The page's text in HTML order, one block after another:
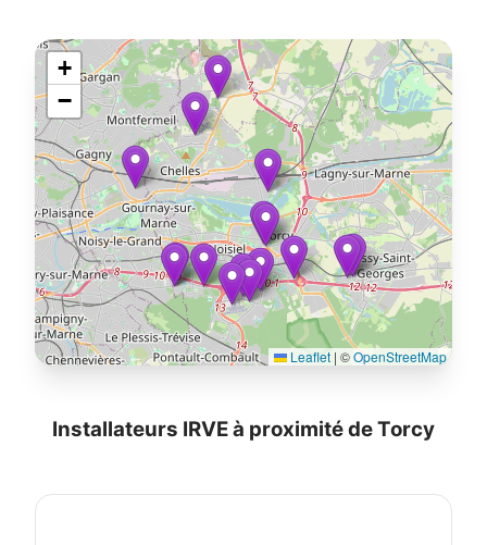
+
−
Leaflet | ©OpenStreetMap
Installateurs IRVE à proximité de Torcy